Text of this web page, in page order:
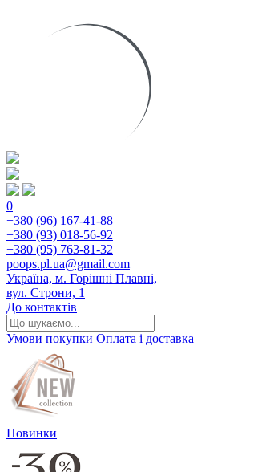
0
+380 (96) 167-41-88
+380 (93) 018-56-92
+380 (95) 763-81-32
poops.pl.ua@gmail.com
Україна, м. Горішні Плавні,
вул. Строни, 1
До контактів
Умови покупки Оплата і доставка
Новинки